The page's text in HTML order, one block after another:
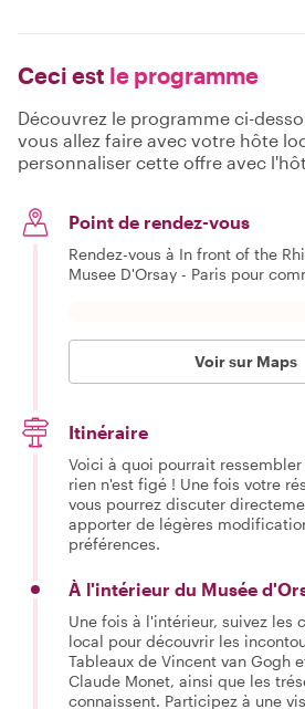
Ceci est le programme
Découvrez le programme ci-
vous allez faire avec votre hôte
personnaliser cette offre avec
Point de rendez-vous
Rendez-vous à In front of the
Musee D'Orsay - Paris pour
Voir sur Maps
Itinéraire
Voici à quoi pourrait
rien n'est figé ! Une fois votre
vous pourrez discuter
apporter de légères
préférences.
À l'intérieur du Musée
Une fois à l'intérieur, suivez les
local pour découvrir les
Tableaux de Vincent van Gogh
Claude Monet, ainsi que les
connaissent. Participez à une